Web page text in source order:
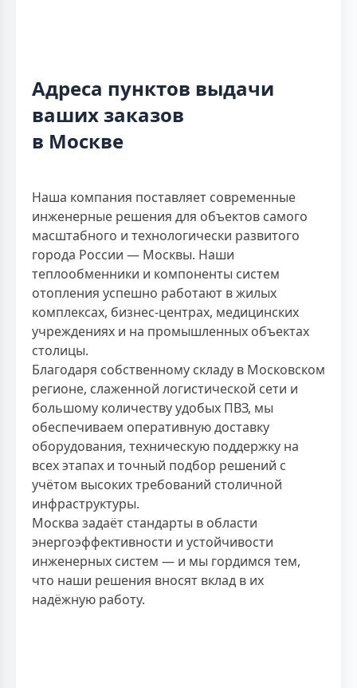
Адреса пунктов выдачи
ваших заказов
в Москве
Наша компания поставляет современные
инженерные решения для объектов самого
масштабного и технологически развитого
города России — Москвы. Наши
теплообменники и компоненты систем
отопления успешно работают в жилых
комплексах, бизнес-центрах, медицинских
учреждениях и на промышленных объектах
столицы.
Благодаря собственному складу в Московском
регионе, слаженной логистической сети и
большому количеству удобых ПВЗ, мы
обеспечиваем оперативную доставку
оборудования, техническую поддержку на
всех этапах и точный подбор решений с
учётом высоких требований столичной
инфраструктуры.
Москва задаёт стандарты в области
энергоэффективности и устойчивости
инженерных систем — и мы гордимся тем,
что наши решения вносят вклад в их
надёжную работу.